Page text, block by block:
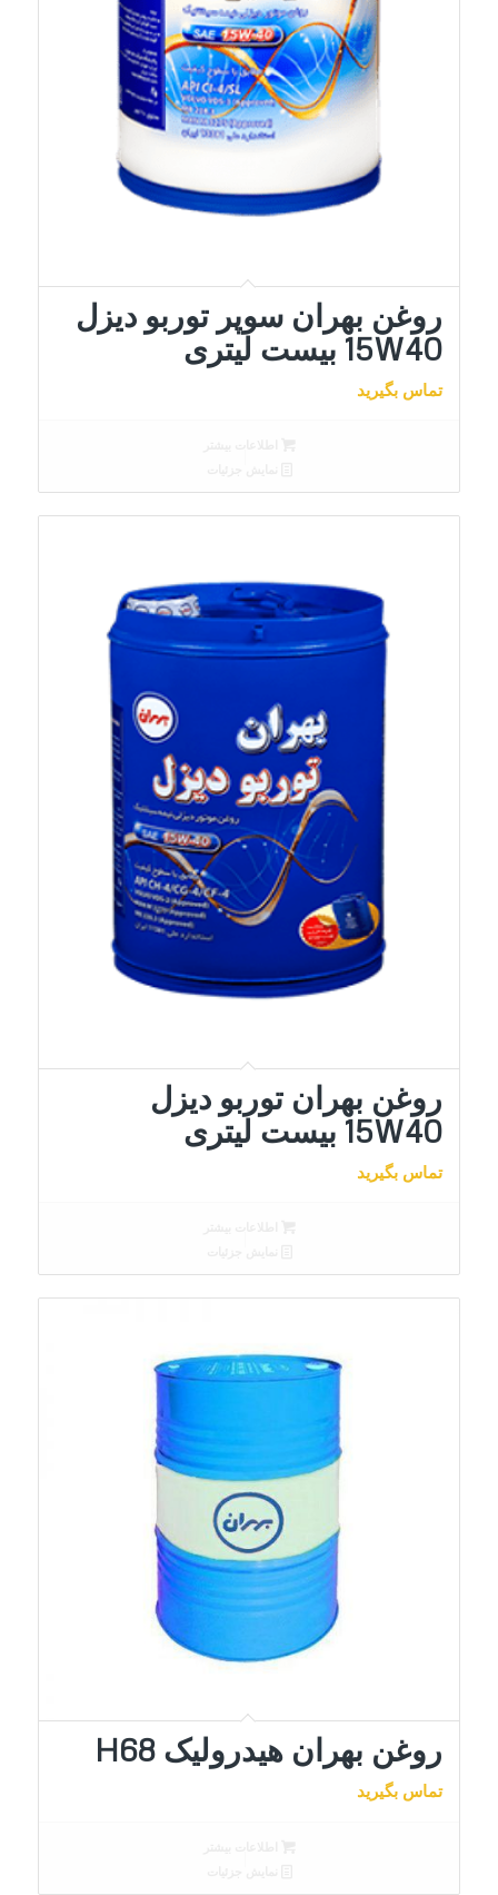
روغن بهران سوپر توربو دیزل
15W40 بیست لیتری
تماس بگیرید
روغن بهران توربو دیزل
15W40 بیست لیتری
تماس بگیرید
روغن بهران هیدرولیک H68
تماس بگیرید